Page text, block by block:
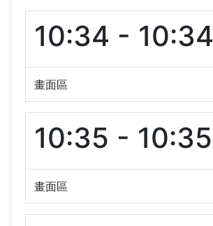
10:34 - 10:34
畫面區
10:35 - 10:35
畫面區